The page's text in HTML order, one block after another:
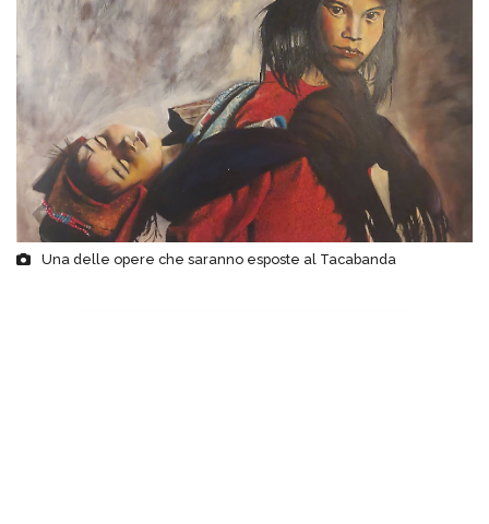
Una delle opere che saranno esposte al Tacabanda